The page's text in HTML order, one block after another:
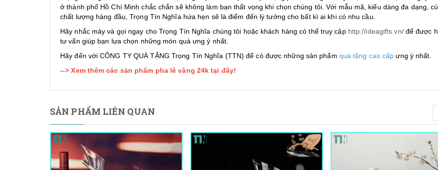
ở thành phố Hồ Chí Minh chắc chắn sẽ không làm bạn thất vọng khi chọn chúng tôi. Với mẫu mã, kiểu dáng đa dạng,
chất lượng hàng đầu, Trọng Tín Nghĩa hứa hẹn sẽ là điểm đến lý tưởng cho bất kì ai khi có nhu cầu.
Hãy nhắc máy và gọi ngay cho Trọng Tín Nghĩa chúng tôi hoặc khách hàng có thể truy cập http://ideagifts.vn/để được
tư vấn giúp bạn lựa chọn những món quà ưng ý nhất.
Hãy đến với CÔNG TY QUÀ TẶNG Trọng Tín Nghĩa (TTN) để có được những sản phẩm quà tặng cao cấpưng ý nhất.
--> Xem thêm các sản phẩm pha lê vàng 24k tại đây!
SẢN PHẨM LIÊN QUAN